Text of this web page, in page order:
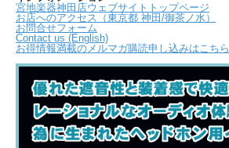
宮地楽器神田店ウェブサイトトップページ
お店へのアクセス（東京都 神田/御茶ノ水）
お問合せフォーム
Contact us (English)
お得情報満載のメルマガ購読申し込みはこちら